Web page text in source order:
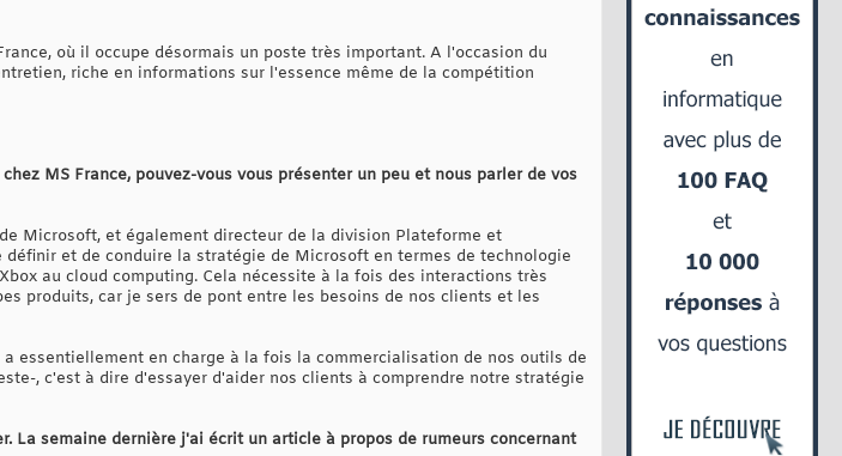
où il occupe désormais un poste très important. A l'occasion du
riche en informations sur l'essence même de la compétition
MS France, pouvez-vous vous présenter un peu et nous parler de vos
Microsoft, et également directeur de la division Plateforme et
et de conduire la stratégie de Microsoft en termes de technologie
au cloud computing. Cela nécessite à la fois des interactions très
produits, car je sers de pont entre les besoins de nos clients et les
essentiellement en charge à la fois la commercialisation de nos outils de
, c'est à dire d'essayer d'aider nos clients à comprendre notre stratégie
La semaine dernière j'ai écrit un article à propos de rumeurs concernant